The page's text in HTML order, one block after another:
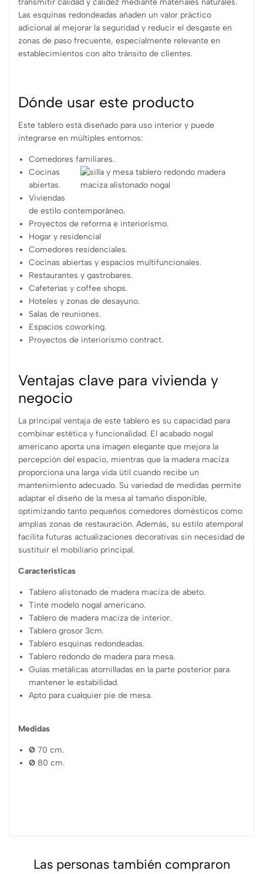
Las esquinas redondeadas añaden un valor práctico
adicional al mejorar la seguridad y reducir el desgaste en
zonas de paso frecuente, especialmente relevante en
establecimientos con alto tránsito de clientes.
Dónde usar este producto
Este tablero está diseñado para uso interior y puede
integrarse en múltiples entornos:
Comedores familiares.
Cocinas
abiertas.
Viviendas
de estilo contemporáneo.
Proyectos de reforma e interiorismo.
Hogar y residencial
Comedores residenciales.
Cocinas abiertas y espacios multifuncionales.
Restaurantes y gastrobares.
Cafeterías y coffee shops.
Hoteles y zonas de desayuno.
Salas de reuniones.
Espacios coworking.
Proyectos de interiorismo contract.
Ventajas clave para vivienda y
negocio
La principal ventaja de este tablero es su capacidad para
combinar estética y funcionalidad. El acabado nogal
americano aporta una imagen elegante que mejora la
percepción del espacio, mientras que la madera maciza
proporciona una larga vida útil cuando recibe un
mantenimiento adecuado. Su variedad de medidas permite
adaptar el diseño de la mesa al tamaño disponible,
optimizando tanto pequeños comedores domésticos como
amplias zonas de restauración. Además, su estilo atemporal
facilita futuras actualizaciones decorativas sin necesidad de
sustituir el mobiliario principal.
Características
Tablero alistonado de madera maciza de abeto.
Tinte modelo nogal americano.
Tablero de madera maciza de interior.
Tablero grosor 3cm.
Tablero esquinas redondeadas.
Tablero redondo de madera para mesa.
Guías metálicas atornilladas en la parte posterior para
mantener le estabilidad.
Apto para cualquier pie de mesa.
Medidas
Ø 70 cm.
Ø 80 cm.
Las personas también compraron